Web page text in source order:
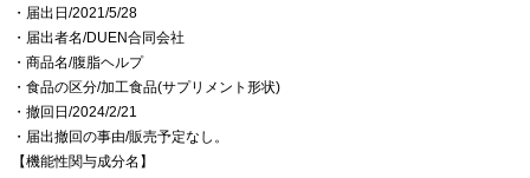
・届出日/2021/5/28
・届出者名/DUEN合同会社
・商品名/腹脂ヘルプ
・食品の区分/加工食品(サプリメント形状)
・撤回日/2024/2/21
・届出撤回の事由/販売予定なし。
【機能性関与成分名】